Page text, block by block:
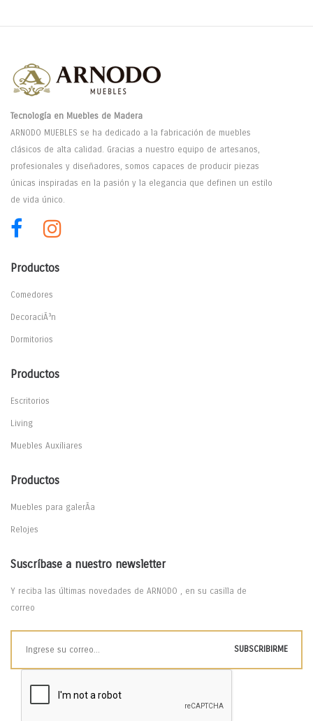
Tecnología en Muebles de Madera
ARNODO MUEBLES se ha dedicado a la fabricación de muebles
clásicos de alta calidad. Gracias a nuestro equipo de artesanos,
profesionales y diseñadores, somos capaces de producir piezas
únicas inspiradas en la pasión y la elegancia que definen un estilo
de vida único.
Productos
Comedores
DecoraciÃ³n
Dormitorios
Productos
Escritorios
Living
Muebles Auxiliares
Productos
Muebles para galerÃ­a
Relojes
Suscríbase a nuestro newsletter
Y reciba las últimas novedades de ARNODO , en su casilla de
correo